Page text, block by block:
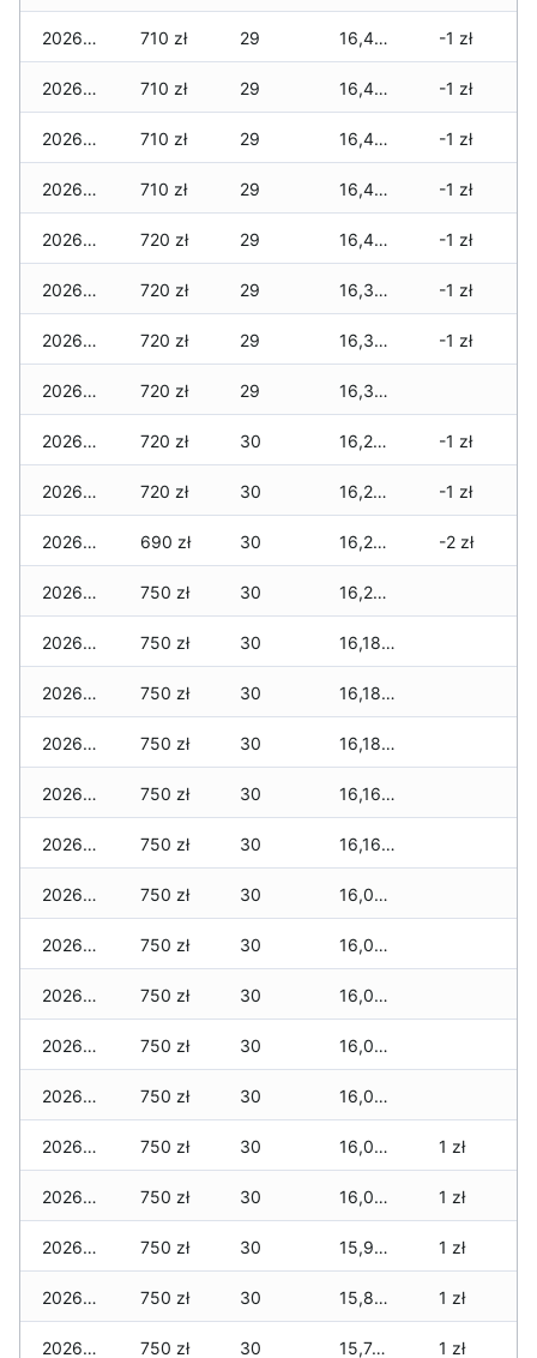
2026-03-12 710 zł 29 16,455 zł -1 zł
2026-03-11 710 zł 29 16,455 zł -1 zł
2026-03-10 710 zł 29 16,445 zł -1 zł
2026-03-09 710 zł 29 16,445 zł -1 zł
2026-03-08 720 zł 29 16,445 zł -1 zł
2026-03-07 720 zł 29 16,385 zł -1 zł
2026-03-06 720 zł 29 16,365 zł -1 zł
2026-03-05 720 zł 29 16,325 zł
2026-03-04 720 zł 30 16,275 zł -1 zł
2026-03-03 720 zł 30 16,255 zł -1 zł
2026-03-02 690 zł 30 16,225 zł -2 zł
2026-03-01 750 zł 30 16,225 zł
2026-02-27 750 zł 30 16,185 zł
2026-02-26 750 zł 30 16,185 zł
2026-02-25 750 zł 30 16,185 zł
2026-02-24 750 zł 30 16,165 zł
2026-02-23 750 zł 30 16,165 zł
2026-02-22 750 zł 30 16,065 zł
2026-02-21 750 zł 30 16,055 zł
2026-02-20 750 zł 30 16,025 zł
2026-02-19 750 zł 30 16,025 zł
2026-02-18 750 zł 30 16,025 zł
2026-02-17 750 zł 30 16,025 zł 1 zł
2026-02-16 750 zł 30 16,005 zł 1 zł
2026-02-15 750 zł 30 15,905 zł 1 zł
2026-02-14 750 zł 30 15,865 zł 1 zł
2026-02-13 750 zł 30 15,745 zł 1 zł